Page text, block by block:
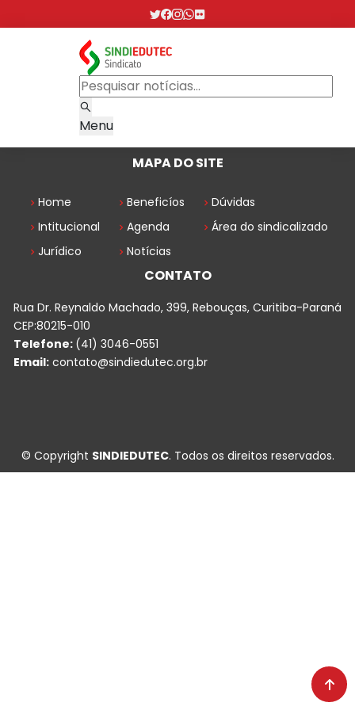
Menu
MAPA DO SITE
Home
Intitucional
Jurídico
Beneficíos
Agenda
Notícias
Dúvidas
Área do sindicalizado
CONTATO
Rua Dr. Reynaldo Machado, 399, Rebouças, Curitiba-Paraná
CEP:80215-010
Telefone: (41) 3046-0551
Email: contato@sindiedutec.org.br
© Copyright SINDIEDUTEC. Todos os direitos reservados.